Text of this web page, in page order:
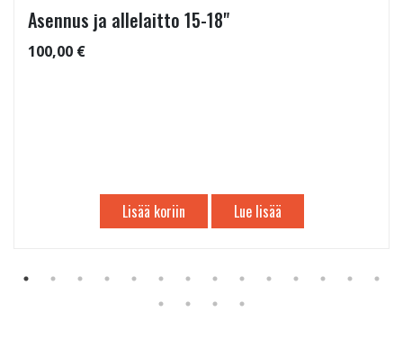
Asennus ja allelaitto 15-18"
100,00 €
Lisää koriin Lue lisää